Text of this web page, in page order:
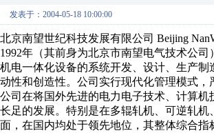
发表于：2004-05-18 10:00:00
北京南望世纪科技发展有限公司 Beijing
1992年（其前身为北京市南望电气技术公
机电一体化设备的系统开发、设计、生产
动性和创造性。公司实行现代化管理模式
公司在将国外先进的电力电子技术、计算
长足的发展。特别是在多辊轧机、可逆轧
面，在国内均处于领先地位，其整体综合